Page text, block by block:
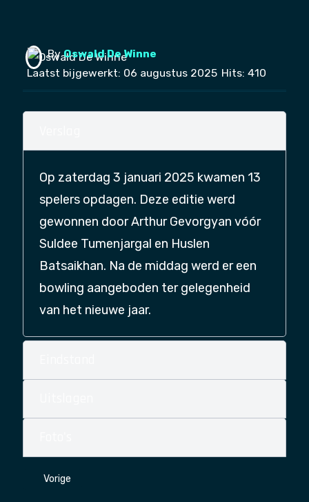
By Oswald De Winne
Laatst bijgewerkt: 06 augustus 2025 Hits: 410
Op zaterdag 3 januari 2025 kwamen 13
spelers opdagen. Deze editie werd
gewonnen door Arthur Gevorgyan vóór
Suldee Tumenjargal en Huslen
Batsaikhan. Na de middag werd er een
bowling aangeboden ter gelegenheid
van het nieuwe jaar.
Vorig artikel: Nieuwjaar 2024
Vorige